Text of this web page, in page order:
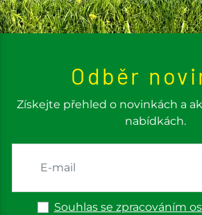
Odběr
Získejte přehled o novinkách a
nabídkách.
Souhlas se zpracováním